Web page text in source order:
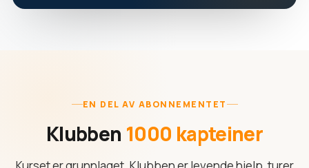
EN DEL AV ABONNEMENTET
Klubben 1000 kapteiner